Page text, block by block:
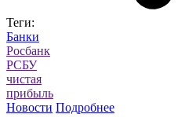
Теги:
Банки
Росбанк
РСБУ
чистая
прибыль
Новости Подробнее